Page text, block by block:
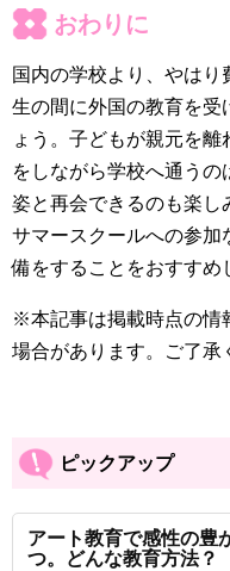
おわりに
国内の学校より、やは
生の間に外国の教育を受
ょう。子どもが親元を
をしながら学校へ通う
姿と再会できるのも楽し
サマースクールへの参加
備をすることをおすすめ
※本記事は掲載時点の情
場合があります。ご了承
ピックアップ
アート教育で感性の豊
つ。どんな教育方法？